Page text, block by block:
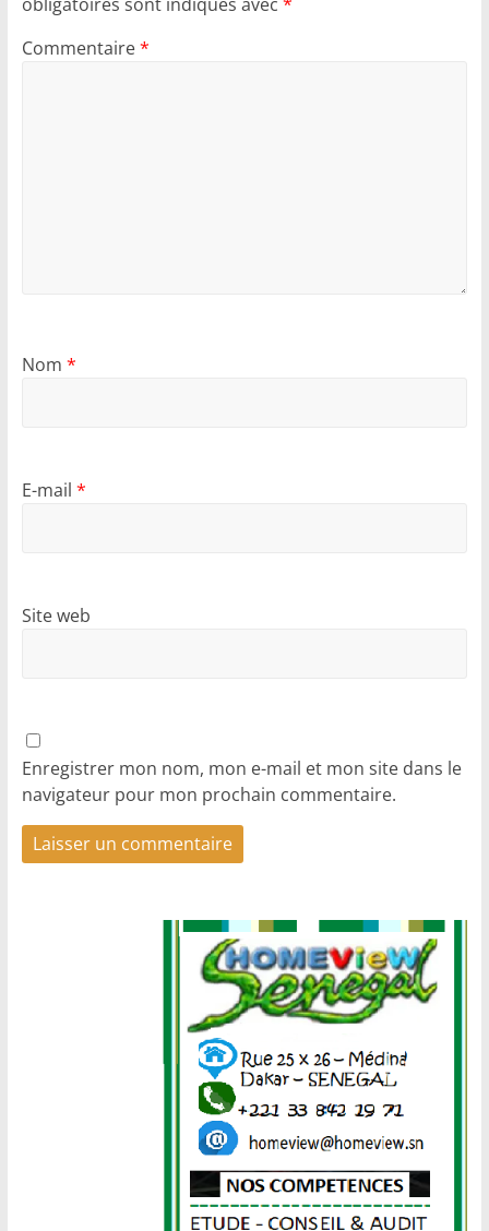
obligatoires sont indiqués avec *
Commentaire*
Nom *
E-mail *
Site web
Enregistrer mon nom, mon e-mail et mon site dans le
navigateur pour mon prochain commentaire.